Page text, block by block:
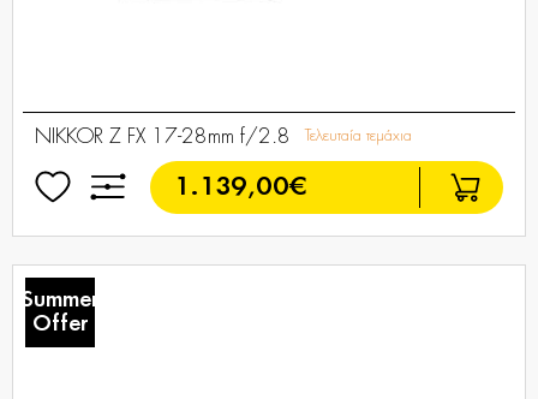
NIKKOR Z FX 17-28mm f/2.8 Τελευταία τεμάχια
1.139,00€
Summer
Offer